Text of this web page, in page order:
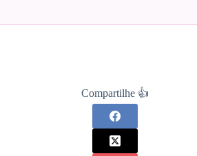
Compartilhe 👍